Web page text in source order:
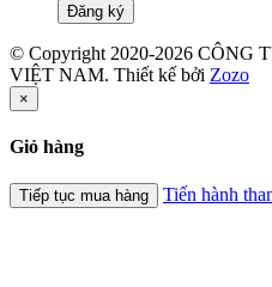
Đăng ký
© Copyright 2020-2026 CÔNG
VIỆT NAM. Thiết kế bởi Zozo
×
Giỏ hàng
Tiếp tục mua hàng Tiến hành